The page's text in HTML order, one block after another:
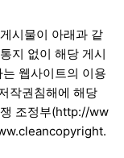
시물이 아래과 같
지 없이 해당 게시
웹사이트의 이용
작권침해에 해당
조정부(http://ww